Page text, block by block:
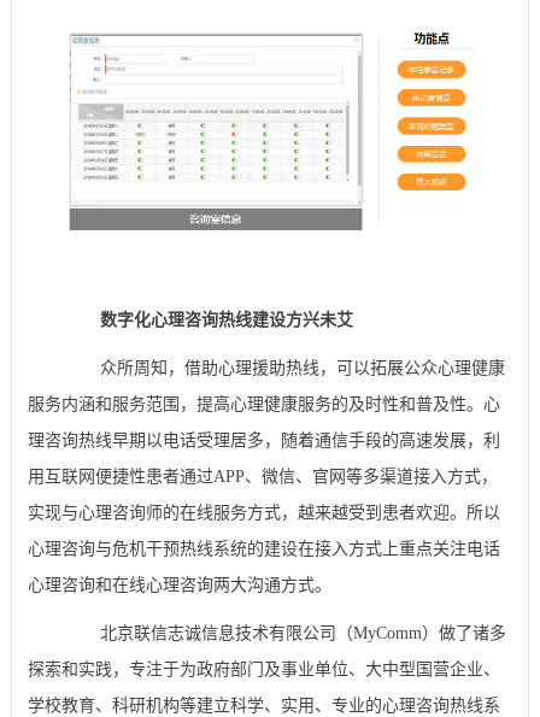
数字化心理咨询热线建设方兴未艾
众所周知，借助心理援助热线，可以拓展公众心理健康
服务内涵和服务范围，提高心理健康服务的及时性和普及性。心
理咨询热线早期以电话受理居多，随着通信手段的高速发展，利
用互联网便捷性患者通过APP、微信、官网等多渠道接入方式，
实现与心理咨询师的在线服务方式，越来越受到患者欢迎。所以
心理咨询与危机干预热线系统的建设在接入方式上重点关注电话
心理咨询和在线心理咨询两大沟通方式。
北京联信志诚信息技术有限公司（MyComm）做了诸多
探索和实践，专注于为政府部门及事业单位、大中型国营企业、
学校教育、科研机构等建立科学、实用、专业的心理咨询热线系